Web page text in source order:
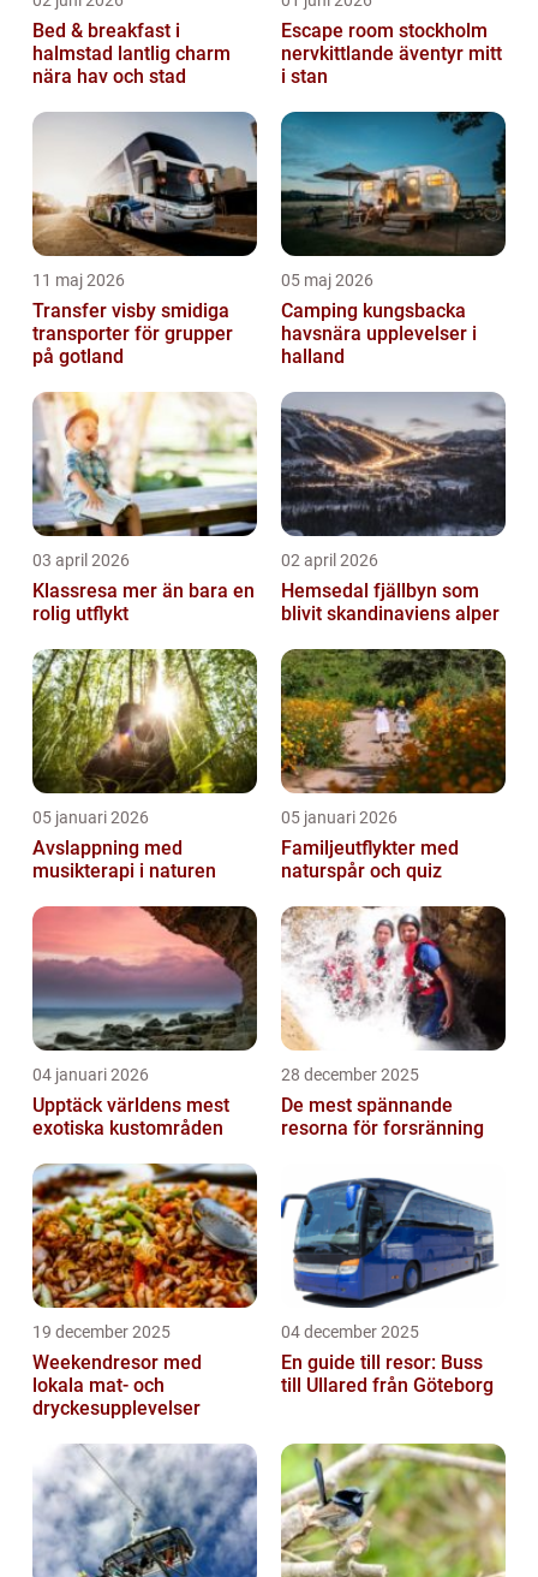
Bed & breakfast i
halmstad lantlig charm
nära hav och stad
Escape room stockholm
nervkittlande äventyr mitt
i stan
11 maj 2026
Transfer visby smidiga
transporter för grupper
på gotland
05 maj 2026
Camping kungsbacka
havsnära upplevelser i
halland
03 april 2026
Klassresa mer än bara en
rolig utflykt
02 april 2026
Hemsedal fjällbyn som
blivit skandinaviens alper
05 januari 2026
Avslappning med
musikterapi i naturen
05 januari 2026
Familjeutflykter med
naturspår och quiz
04 januari 2026
Upptäck världens mest
exotiska kustområden
28 december 2025
De mest spännande
resorna för forsränning
19 december 2025
Weekendresor med
lokala mat- och
dryckesupplevelser
04 december 2025
En guide till resor: Buss
till Ullared från Göteborg